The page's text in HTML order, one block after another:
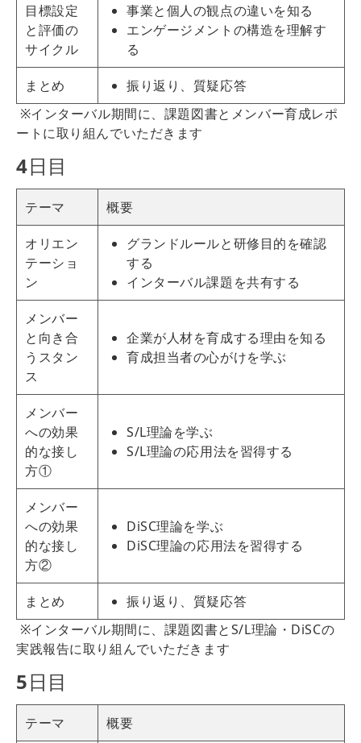
目標設定
と評価の
サイクル
事業と個人の観点の違いを知る
エンゲージメントの構造を理解す
る
まとめ
振り返り、質疑応答
※インターバル期間に、課題図書とメンバー育成レポ
ートに取り組んでいただきます
4日目
テーマ 概要
オリエン
テーショ
ン
グランドルールと研修目的を確認
する
インターバル課題を共有する
メンバー
と向き合
うスタン
ス
企業が人材を育成する理由を知る
育成担当者の心がけを学ぶ
メンバー
への効果
的な接し
方①
S/L理論を学ぶ
S/L理論の応用法を習得する
メンバー
への効果
的な接し
方②
DiSC理論を学ぶ
DiSC理論の応用法を習得する
まとめ
振り返り、質疑応答
※インターバル期間に、課題図書とS/L理論・DiSCの
実践報告に取り組んでいただきます
5日目
テーマ 概要